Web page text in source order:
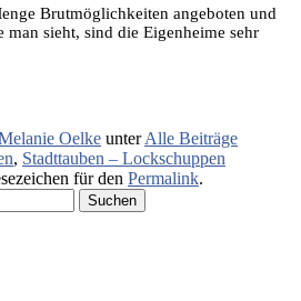
Brutmöglichkeiten angeboten und
man sieht, sind die Eigenheime sehr
Oelke unterAlle Beiträge
, Stadttauben – Lockschuppen
für den Permalink.